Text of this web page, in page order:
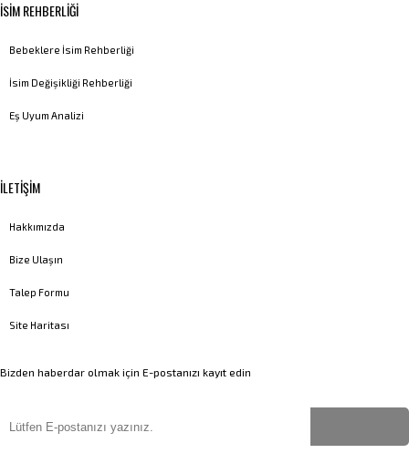
İSİM REHBERLİĞİ
Bebeklere İsim Rehberliği
İsim Değişikliği Rehberliği
Eş Uyum Analizi
İLETİŞİM
Hakkımızda
Bize Ulaşın
Talep Formu
Site Haritası
Bizden haberdar olmak için E-postanızı kayıt edin